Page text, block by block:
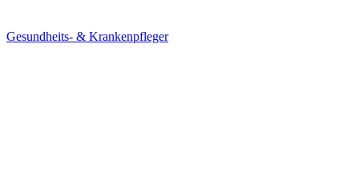
Gesundheits- & Krankenpfleger